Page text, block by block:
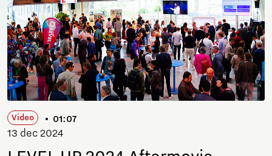
Video 01:07
13 dec 2024